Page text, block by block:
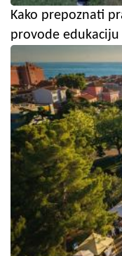
Kako prepoznati
provode edukaciju